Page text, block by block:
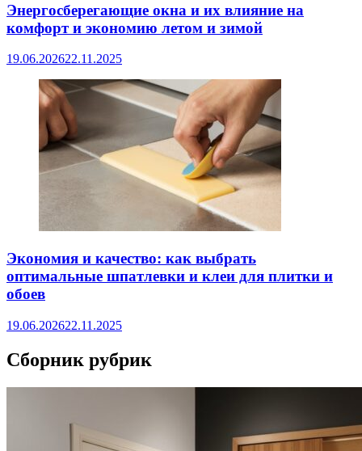
Энергосберегающие окна и их влияние на
комфорт и экономию летом и зимой
19.06.202622.11.2025
Экономия и качество: как выбрать
оптимальные шпатлевки и клеи для плитки и
обоев
19.06.202622.11.2025
Сборник рубрик